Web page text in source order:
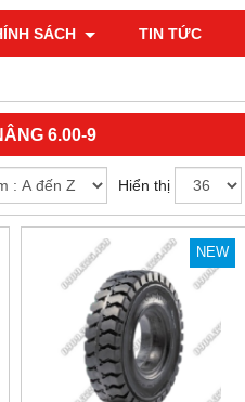
SÁCH TIN TỨC
6.00-9
Hiển thị
NEW